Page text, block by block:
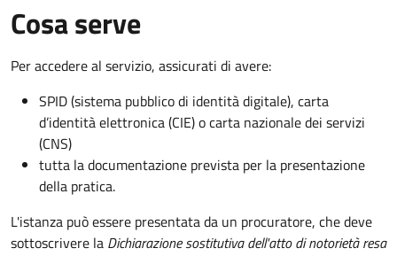
Cosa serve
Per accedere al servizio, assicurati di avere:
SPID (sistema pubblico di identità digitale), carta
d’identità elettronica (CIE) o carta nazionale dei servizi
(CNS)
tutta la documentazione prevista per la presentazione
della pratica.
L'istanza può essere presentata da un procuratore, che deve
sottoscrivere la Dichiarazione sostitutiva dell'atto di notorietà resa